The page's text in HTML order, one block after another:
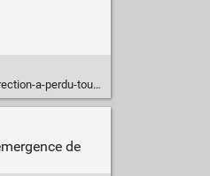
la-porte-de-google-n257431.html
de